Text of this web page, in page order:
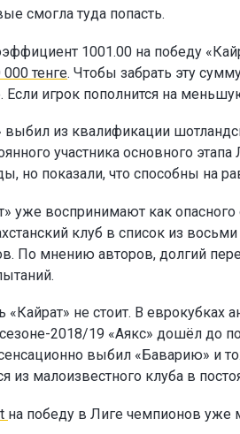
смогла туда попасть.
1001.00 на победу
тенге. Чтобы забрать эту
Если игрок пополнится на
выбил из квалификации
участника основного
но показали, что способны на
уже воспринимают как
клуб в список из
По мнению авторов, долгий
«Кайрат» не стоит. В
2018/19 «Аякс» дошёл до
выбил «Баварию» и
из малоизвестного клуба в
на победу в Лиге чемпионов